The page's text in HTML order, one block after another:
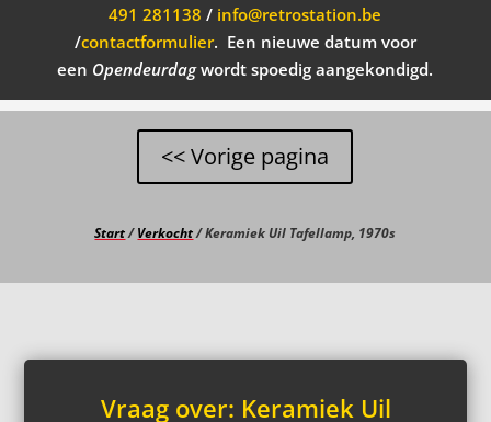
491 281138 / info@retrostation.be
/contactformulier. Een nieuwe datum voor
een Opendeurdagwordt spoedig aangekondigd.
Start/Verkocht/ Keramiek Uil Tafellamp, 1970s
Vraag over: Keramiek Uil